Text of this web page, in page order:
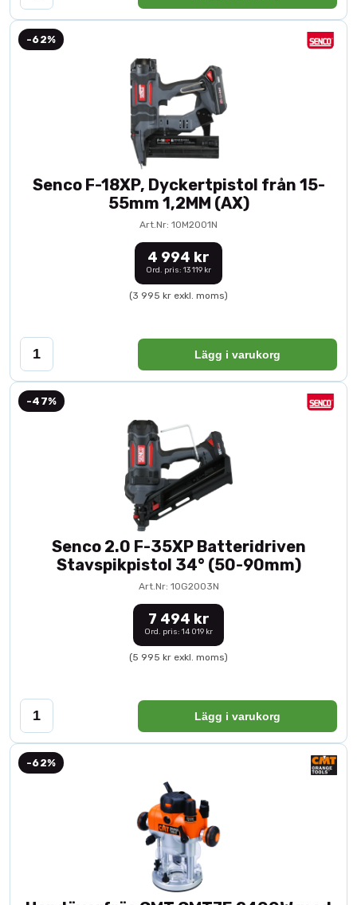
-62%
Senco F-18XP, Dyckertpistol från 15-
55mm 1,2MM (AX)
Art.Nr: 10M2001N
4 994 kr
Ord. pris: 13 119 kr
(3 995 kr exkl. moms)
Lägg i varukorg
-47%
Senco 2.0 F-35XP Batteridriven
Stavspikpistol 34° (50-90mm)
Art.Nr: 10G2003N
7 494 kr
Ord. pris: 14 019 kr
(5 995 kr exkl. moms)
Lägg i varukorg
-62%